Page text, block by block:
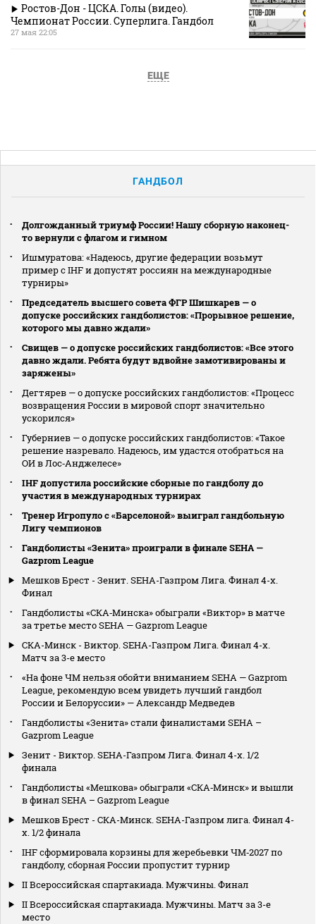
Ростов-Дон - ЦСКА. Голы (видео).
Чемпионат России. Суперлига. Гандбол
27 мая 22:05
ЕЩЕ
ГАНДБОЛ
Долгожданный триумф России! Нашу сборную наконец-
то вернули с флагом и гимном
Ишмуратова: «Надеюсь, другие федерации возьмут
пример с IHF и допустят россиян на международные
турниры»
Председатель высшего совета ФГР Шишкарев — о
допуске российских гандболистов: «Прорывное решение,
которого мы давно ждали»
Свищев — о допуске российских гандболистов: «Все этого
давно ждали. Ребята будут вдвойне замотивированы и
заряжены»
Дегтярев — о допуске российских гандболистов: «Процесс
возвращения России в мировой спорт значительно
ускорился»
Губерниев — о допуске российских гандболистов: «Такое
решение назревало. Надеюсь, им удастся отобраться на
ОИ в Лос‑Анджелесе»
IHF допустила российские сборные по гандболу до
участия в международных турнирах
Тренер Игропуло с «Барселоной» выиграл гандбольную
Лигу чемпионов
Гандболисты «Зенита» проиграли в финале SEHA —
Gazprom League
Мешков Брест - Зенит. SEHA-Газпром Лига. Финал 4-х.
Финал
Гандболисты «СКА‑Минска» обыграли «Виктор» в матче
за третье место SEHA — Gazprom League
СКА-Минск - Виктор. SEHA-Газпром Лига. Финал 4-х.
Матч за 3-е место
«На фоне ЧМ нельзя обойти вниманием SEHA — Gazprom
League, рекомендую всем увидеть лучший гандбол
России и Белоруссии» — Александр Медведев
Гандболисты «Зенита» стали финалистами SEHA –
Gazprom League
Зенит - Виктор. SEHA-Газпром Лига. Финал 4-х. 1/2
финала
Гандболисты «Мешкова» обыграли «СКА‑Минск» и вышли
в финал SEHA – Gazprom League
Мешков Брест - СКА-Минск. SEHA-Газпром лига. Финал 4-
х. 1/2 финала
IHF сформировала корзины для жеребьевки ЧМ‑2027 по
гандболу, сборная России пропустит турнир
II Всероссийская спартакиада. Мужчины. Финал
II Всероссийская спартакиада. Мужчины. Матч за 3-е
место